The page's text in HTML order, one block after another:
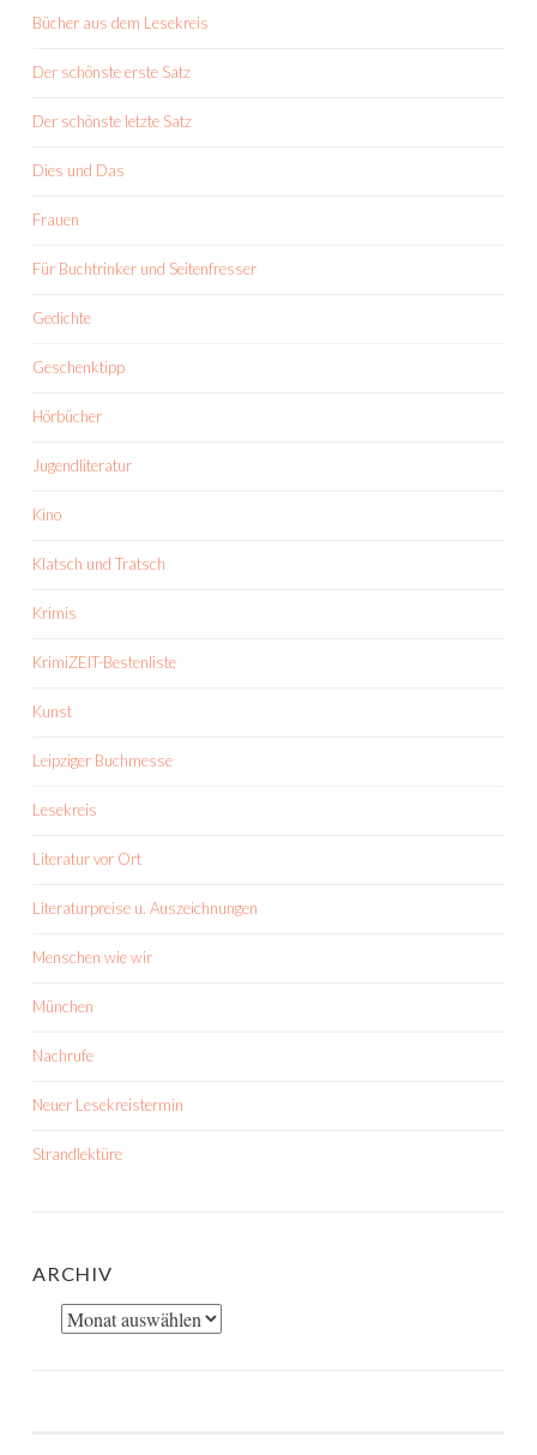
Bücher aus dem Lesekreis
Der schönste erste Satz
Der schönste letzte Satz
Dies und Das
Frauen
Für Buchtrinker und Seitenfresser
Gedichte
Geschenktipp
Hörbücher
Jugendliteratur
Kino
Klatsch und Tratsch
Krimis
KrimiZEIT-Bestenliste
Kunst
Leipziger Buchmesse
Lesekreis
Literatur vor Ort
Literaturpreise u. Auszeichnungen
Menschen wie wir
München
Nachrufe
Neuer Lesekreistermin
Strandlektüre
ARCHIV
Archiv